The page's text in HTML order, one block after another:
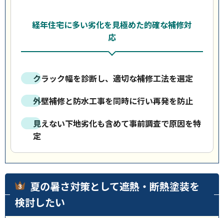
経年住宅に多い劣化を見極めた的確な補修対
応
クラック幅を診断し、適切な補修工法を選定
外壁補修と防水工事を同時に行い再発を防止
見えない下地劣化も含めて事前調査で原因を特
定
夏の暑さ対策として遮熱・断熱塗装を
検討したい